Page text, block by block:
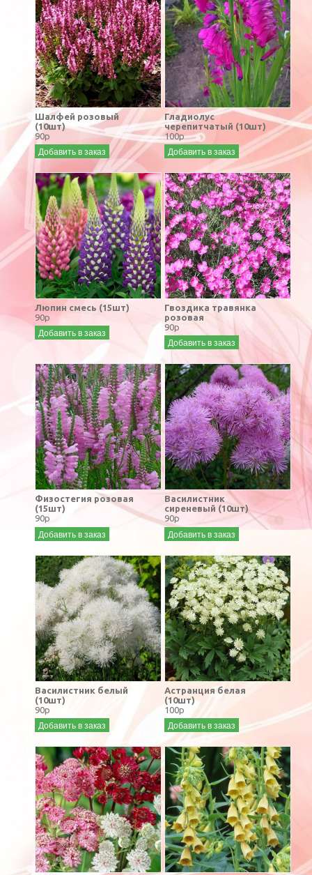
Шалфей розовый
(10шт)
90р
Добавить в заказ
Гладиолус
черепитчатый (10шт)
100р
Добавить в заказ
Люпин смесь (15шт)
90р
Добавить в заказ
Гвоздика травянка
розовая
90р
Добавить в заказ
Физостегия розовая
(15шт)
90р
Добавить в заказ
Василистник
сиреневый (10шт)
90р
Добавить в заказ
Василистник белый
(10шт)
90р
Добавить в заказ
Астранция белая
(10шт)
100р
Добавить в заказ